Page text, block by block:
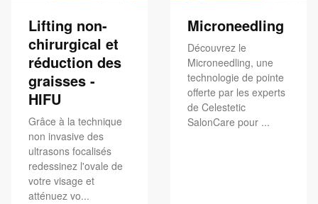
Lifting non-
chirurgical et
réduction des
graisses -
HIFU
Grâce à la technique
non invasive des
ultrasons focalisés
redessinez l'ovale de
votre visage et
atténuez vo...
Microneedling
Découvrez le
Microneedling, une
technologie de pointe
offerte par les experts
de Celestetic
SalonCare pour ...